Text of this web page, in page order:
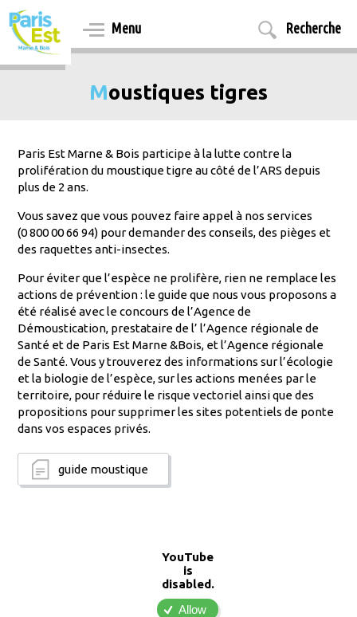
Aller
au
contenu
principal
Menu Recherche
Moustiques tigres
Paris Est Marne & Bois participe à la lutte contre la
prolifération du moustique tigre au côté de l’ARS depuis
plus de 2 ans.
Vous savez que vous pouvez faire appel à nos services
(0 800 00 66 94) pour demander des conseils, des pièges et
des raquettes anti-insectes.
Pour éviter que l’espèce ne prolifère, rien ne remplace les
actions de prévention : le guide que nous vous proposons a
été réalisé avec le concours de l’Agence de
Démoustication, prestataire de l’ l’Agence régionale de
Santé et de Paris Est Marne &Bois, et l’Agence régionale
de Santé. Vous y trouverez des informations sur l’écologie
et la biologie de l’espèce, sur les actions menées par le
territoire, pour réduire le risque vectoriel ainsi que des
propositions pour supprimer les sites potentiels de ponte
dans vos espaces privés.
guide moustique
YouTube
is
disabled.
Allow